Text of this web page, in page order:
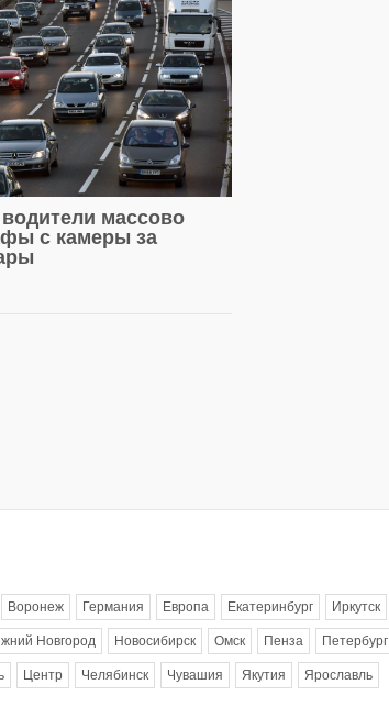
массово
с камеры за
Воронеж Германия Европа Екатеринбург Иркутск
Новгород Новосибирск Омск Пенза Петербург
Центр Челябинск Чувашия Якутия Ярославль